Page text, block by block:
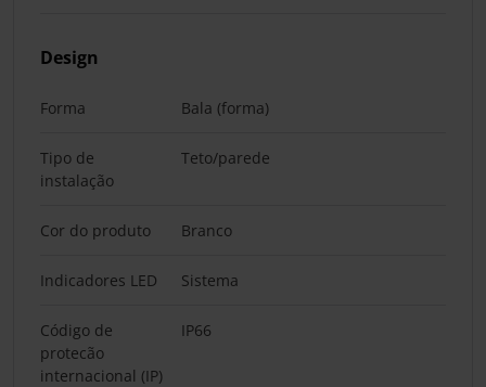
Design
Forma Bala (forma)
Tipo de
instalação
Teto/parede
Cor do produto Branco
Indicadores LED Sistema
Código de
protecão
internacional (IP)
IP66